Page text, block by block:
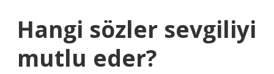
Hangi sözler sevgiliyi
mutlu eder?